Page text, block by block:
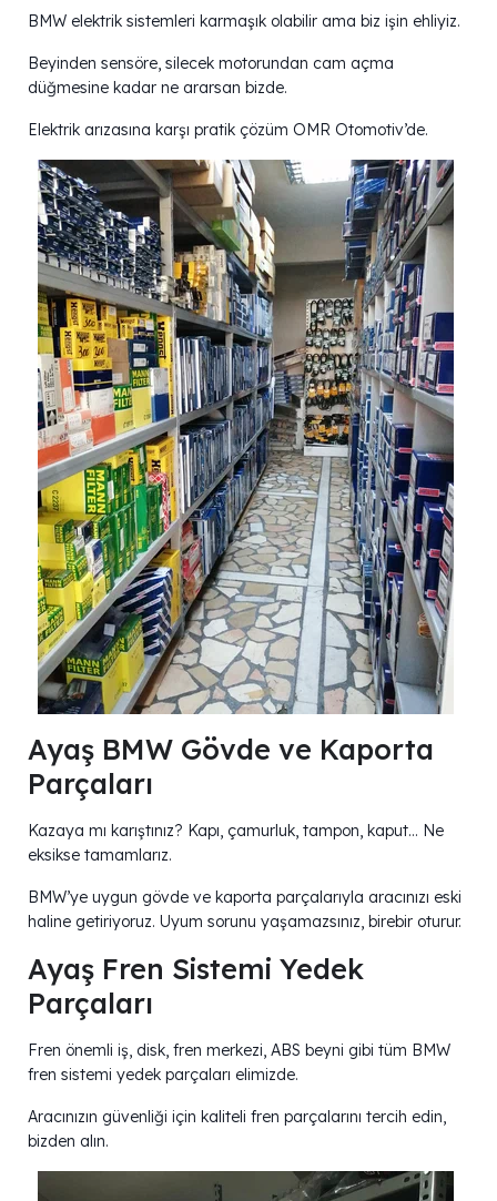
BMW elektrik sistemleri karmaşık olabilir ama biz işin ehliyiz.
Beyinden sensöre, silecek motorundan cam açma
düğmesine kadar ne ararsan bizde.
Elektrik arızasına karşı pratik çözüm OMR Otomotiv’de.
Ayaş BMW Gövde ve Kaporta
Parçaları
Kazaya mı karıştınız? Kapı, çamurluk, tampon, kaput… Ne
eksikse tamamlarız.
BMW’ye uygun gövde ve kaporta parçalarıyla aracınızı eski
haline getiriyoruz. Uyum sorunu yaşamazsınız, birebir oturur.
Ayaş Fren Sistemi Yedek
Parçaları
Fren önemli iş, disk, fren merkezi, ABS beyni gibi tüm BMW
fren sistemi yedek parçaları elimizde.
Aracınızın güvenliği için kaliteli fren parçalarını tercih edin,
bizden alın.